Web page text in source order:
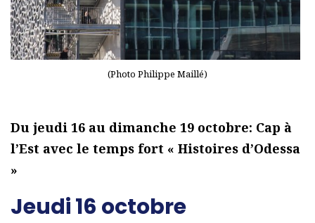
(Photo Philippe Maillé)
Du jeudi 16 au dimanche 19 octobre: Cap à
l’Est avec le temps fort « Histoires d’Odessa
»
Jeudi 16 octobre